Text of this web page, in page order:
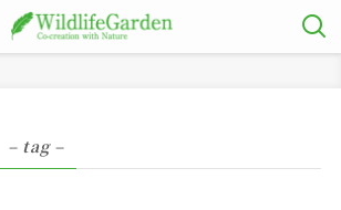
– tag –